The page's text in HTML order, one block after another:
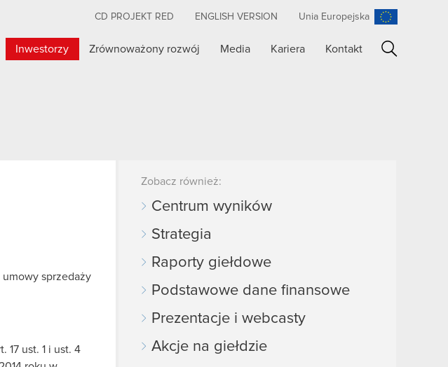
CD PROJEKT RED ENGLISH VERSION Unia Europejska
Inwestorzy Zrównoważony rozwój Media Kariera Kontakt
sprzedaży
17 ust. 1 i ust. 4
Zobacz również:
Centrum wyników
Strategia
Raporty giełdowe
Podstawowe dane finansowe
Prezentacje i webcasty
Akcje na giełdzie